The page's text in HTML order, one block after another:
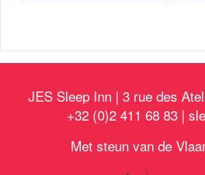
JES Sleep Inn | 3 rue des
+32 (0)2 411 68 83 |
Met steun van de